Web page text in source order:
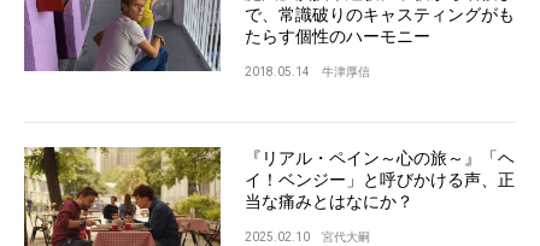
で、常識破りのキャスティングがも
たらす個性のハーモニー
2018.05.14 牛津厚信
『リアル・ペイン～心の旅～』「ヘ
イ！ベンジー」と呼びかける声、正
当な痛みとはなにか？
2025.02.10 宮代大嗣